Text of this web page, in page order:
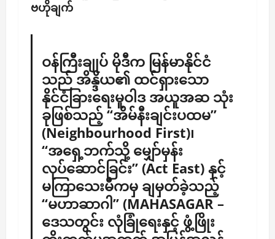
ဗဟိုချက်
​ဝန်ကြီးချုပ် မိုဒီက မြန်မာနိုင်ငံ
သည် အိန္ဒိယ၏ ထင်ရှားသော
နိုင်ငံခြားရေးမူဝါဒ အယူအဆ သုံး
ခုဖြစ်သည့် “အိမ်နီးချင်းပထမ”
(Neighbourhood First)၊
“အရှေ့ဘက်သို့ မျှော်မှန်း
လုပ်ဆောင်ခြင်း” (Act East) နှင့်
မကြာသေးမီကမှ ချမှတ်ခဲ့သည့်
“မဟာဆာဂါ” (MAHASAGAR –
ဒေသတွင်း လုံခြုံရေးနှင့် ဖွံ့ဖြိုး